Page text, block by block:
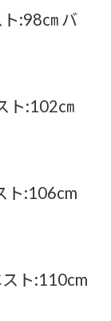
ト:98㎝ バ
ト:102㎝
ト:106cm
スト:110cm